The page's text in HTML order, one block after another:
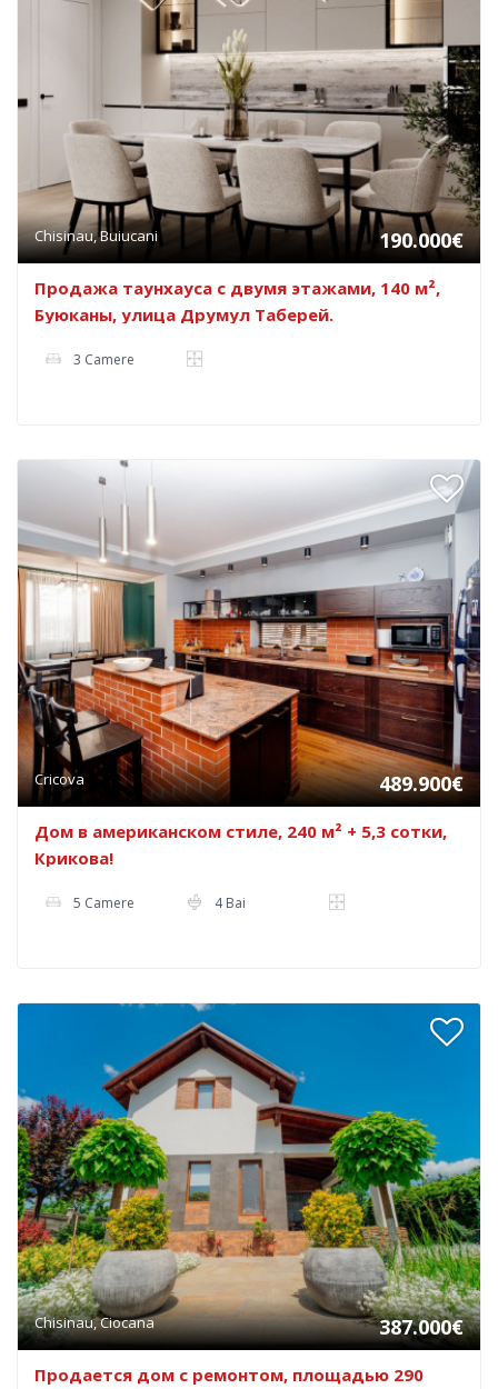
Chisinau, Buiucani 190.000€
Продажа таунхауса с двумя этажами, 140 м²,
Буюканы, улица Друмул Таберей.
3 Camere
Cricova 489.900€
Дом в американском стиле, 240 м² + 5,3 сотки,
Крикова!
5 Camere 4 Bai
Chisinau, Ciocana 387.000€
Продается дом с ремонтом, площадью 290